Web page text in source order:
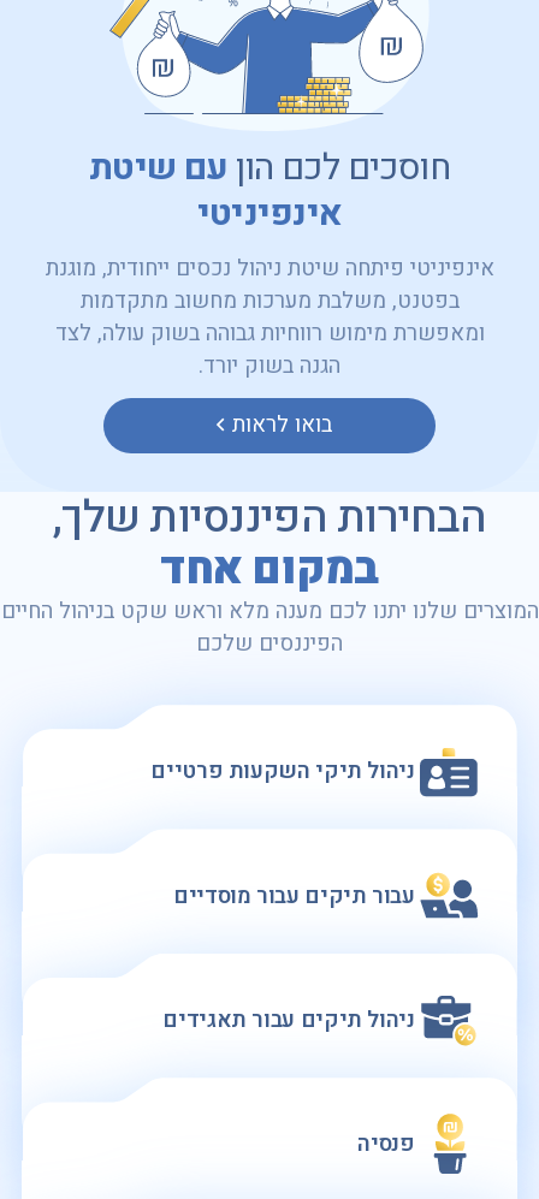
חוסכים לכם הון עם שיטת
אינפיניטי
אינפיניטי פיתחה שיטת ניהול נכסים ייחודית, מוגנת
בפטנט, משלבת מערכות מחשוב מתקדמות
ומאפשרת מימוש רווחיות גבוהה בשוק עולה, לצד
הגנה בשוק יורד.
בואו לראות
הבחירות הפיננסיות שלך,
במקום אחד
המוצרים שלנו יתנו לכם מענה מלא וראש שקט בניהול החיים
הפיננסים שלכם
ניהול תיקי השקעות פרטיים
עבור תיקים עבור מוסדיים
ניהול תיקים עבור תאגידים
פנסיה